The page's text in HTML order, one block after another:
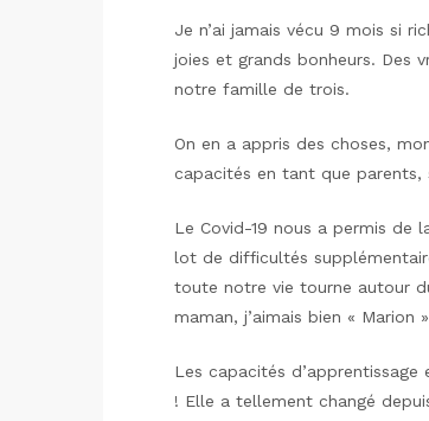
Je n’ai jamais vécu 9 mois si
joies et grands bonheurs. Des
notre famille de trois.
On en a appris des choses,
capacités en tant que parents,
Le Covid-19 nous a permis de
lot de difficultés
toute notre vie tourne autour
maman, j’aimais bien « Marion
Les capacités
! Elle a tellement changé